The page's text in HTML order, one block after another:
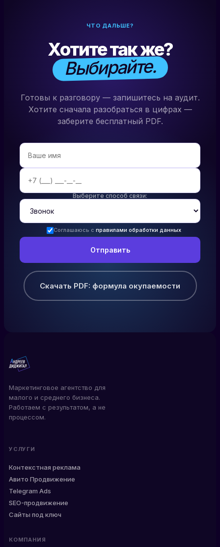
ЧТО ДАЛЬШЕ?
Хотите так же?
Выбирайте.
Готовы к разговору — запишитесь на аудит.
Хотите сначала разобраться в цифрах —
заберите бесплатный PDF.
Выберите способ связи:
Соглашаюсь с правилами обработки данных
Скачать PDF: формула окупаемости
Маркетинговое агентство для
малого и среднего бизнеса.
Работаем с результатом, а не
процессом.
УСЛУГИ
Контекстная реклама
Авито Продвижение
Telegram Ads
SEO-продвижение
Сайты под ключ
КОМПАНИЯ